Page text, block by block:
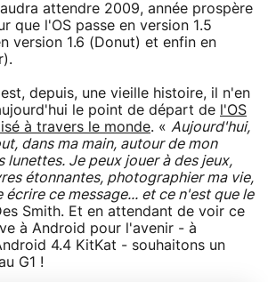
attendre 2009, année prospère
que l'OS passe en version 1.5
version 1.6 (Donut) et enfin en
depuis, une vieille histoire, il n'en
le point de départ de
l'OS
à travers le monde. « Aujourd'hui,
dans ma main, autour de mon
lunettes. Je peux jouer à des jeux,
étonnantes, photographier ma vie,
écrire ce message... et ce n'est que le
Smith. Et en attendant de voir ce
à Android pour l'avenir - à
4.4 KitKat - souhaitons un
G1 !